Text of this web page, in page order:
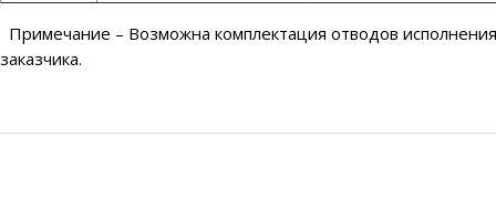
Примечание – Возможна комплектация отводов
заказчика.